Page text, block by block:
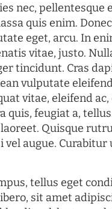
nec, pellentesque
quis enim.
eget, arcu. In
vitae, justo.
tincidunt. Cras
vulputate
vitae, eleifend
quis, feugiat a,
Quisque
augue.
tellus eget
sit amet